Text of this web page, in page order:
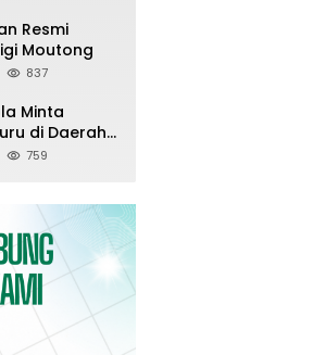
Resmi
Moutong
837
Minta
di Daerah
Pemda
759